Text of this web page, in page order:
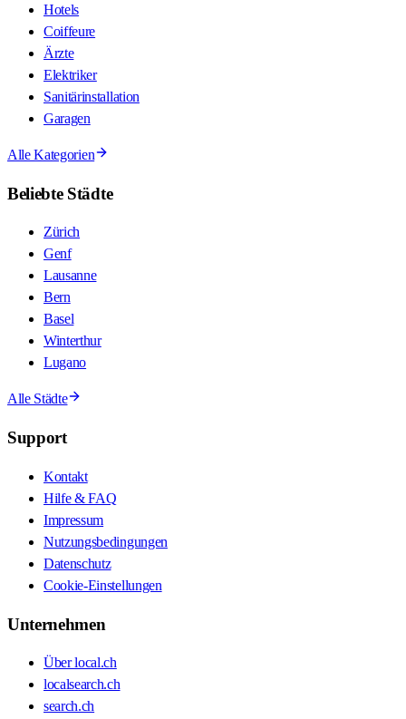
Hotels
Coiffeure
Ärzte
Elektriker
Sanitärinstallation
Garagen
Alle Kategorien
Beliebte Städte
Zürich
Genf
Lausanne
Bern
Basel
Winterthur
Lugano
Alle Städte
Support
Kontakt
Hilfe & FAQ
Impressum
Nutzungsbedingungen
Datenschutz
Cookie-Einstellungen
Unternehmen
Über local.ch
localsearch.ch
search.ch